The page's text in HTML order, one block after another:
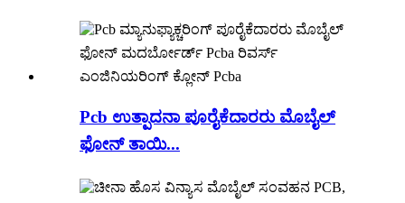
Pcb ಉತ್ಪಾದನಾ ಪೂರೈಕೆದಾರರು ಮೊಬೈಲ್
ಫೋನ್ ತಾಯಿ...